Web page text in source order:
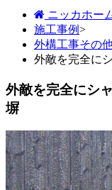
ニッカホー
施工事例>
外構工事その
外敵を完全に
外敵を完全にシ
塀